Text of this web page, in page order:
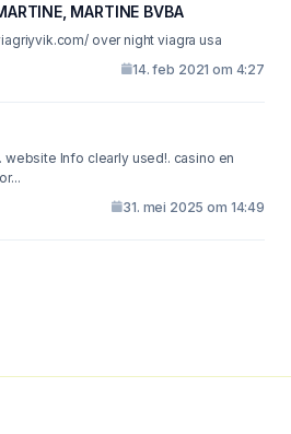
MARTINE BVBA
brand name viagra http://viagriyvik.com/ over night viagra usa
14. feb 2021 om 4:27
Info clearly used!. casino en
31. mei 2025 om 14:49